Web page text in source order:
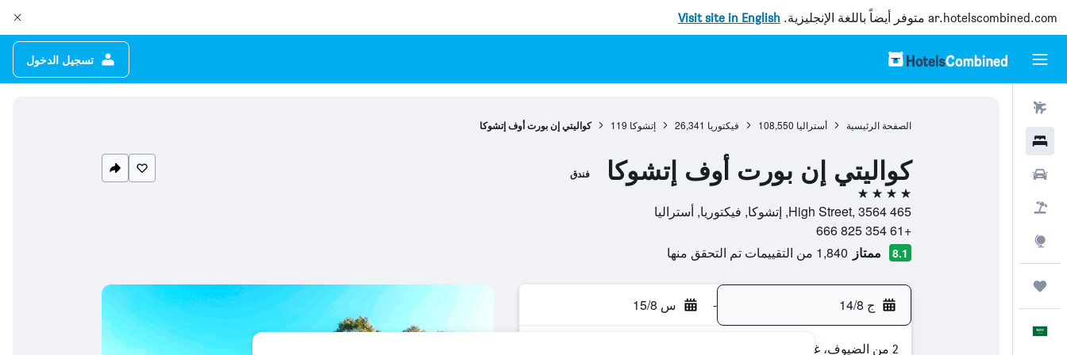
ar.hotelscombined.com متوفر أيضاً باللغة الإنجليزية. Visit site in English
تسجيل الدخول
الصفحة الرئيسية أستراليا 108,550 فيكتوريا 26,341 إتشوكا 119 كواليتي إن بورت أوف إتشوكا
كواليتي إن بورت أوف إتشوكا فندق
4 نجوم
465 High Street, 3564, إتشوكا, فيكتوريا, أستراليا
+61 354 825 666
8.1 ممتاز 1,840 من التقييمات تم التحقق منها
ج 14/8 - س 15/8
2 من الضيوف، غرفة واحدة